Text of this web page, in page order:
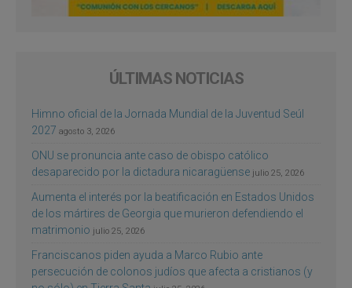
ÚLTIMAS NOTICIAS
Himno oficial de la Jornada Mundial de la Juventud Seúl
2027 agosto 3, 2026
ONU se pronuncia ante caso de obispo católico
desaparecido por la dictadura nicaragüense julio 25, 2026
Aumenta el interés por la beatificación en Estados Unidos
de los mártires de Georgia que murieron defendiendo el
matrimonio julio 25, 2026
Franciscanos piden ayuda a Marco Rubio ante
persecución de colonos judíos que afecta a cristianos (y